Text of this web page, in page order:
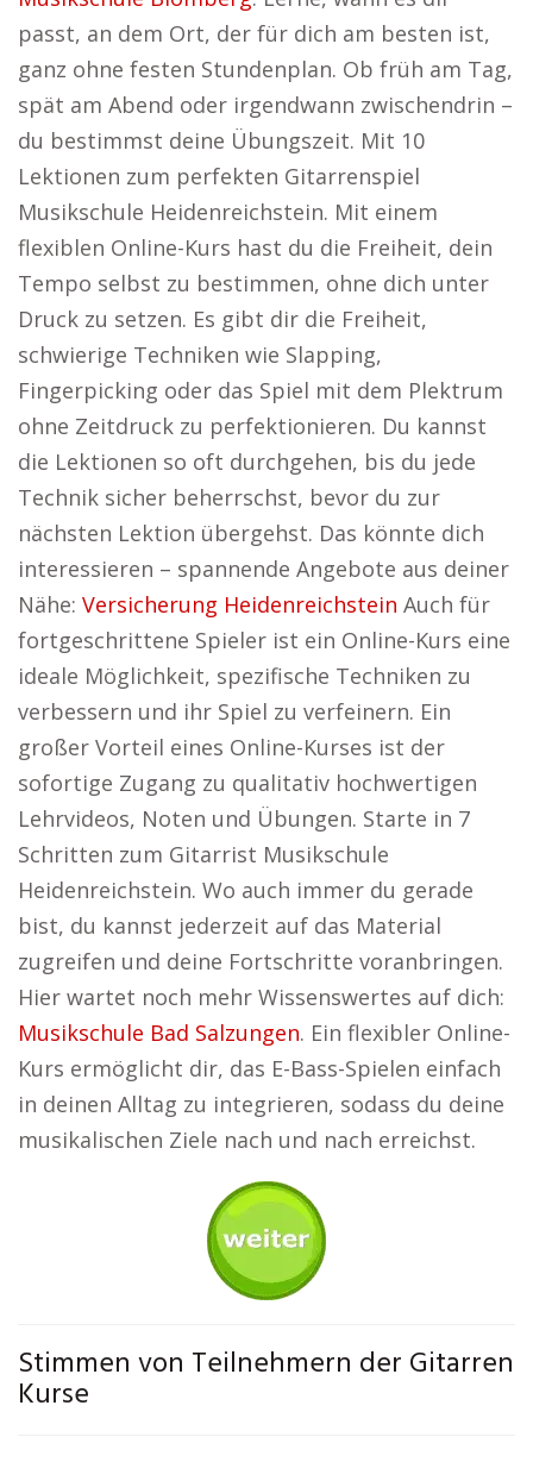
passt, an dem Ort, der für dich am besten ist,
ganz ohne festen Stundenplan. Ob früh am Tag,
spät am Abend oder irgendwann zwischendrin –
du bestimmst deine Übungszeit. Mit 10
Lektionen zum perfekten Gitarrenspiel
Musikschule Heidenreichstein. Mit einem
flexiblen Online-Kurs hast du die Freiheit, dein
Tempo selbst zu bestimmen, ohne dich unter
Druck zu setzen. Es gibt dir die Freiheit,
schwierige Techniken wie Slapping,
Fingerpicking oder das Spiel mit dem Plektrum
ohne Zeitdruck zu perfektionieren. Du kannst
die Lektionen so oft durchgehen, bis du jede
Technik sicher beherrschst, bevor du zur
nächsten Lektion übergehst. Das könnte dich
interessieren – spannende Angebote aus deiner
Nähe: Versicherung Heidenreichstein Auch für
fortgeschrittene Spieler ist ein Online-Kurs eine
ideale Möglichkeit, spezifische Techniken zu
verbessern und ihr Spiel zu verfeinern. Ein
großer Vorteil eines Online-Kurses ist der
sofortige Zugang zu qualitativ hochwertigen
Lehrvideos, Noten und Übungen. Starte in 7
Schritten zum Gitarrist Musikschule
Heidenreichstein. Wo auch immer du gerade
bist, du kannst jederzeit auf das Material
zugreifen und deine Fortschritte voranbringen.
Hier wartet noch mehr Wissenswertes auf dich:
Musikschule Bad Salzungen. Ein flexibler Online-
Kurs ermöglicht dir, das E-Bass-Spielen einfach
in deinen Alltag zu integrieren, sodass du deine
musikalischen Ziele nach und nach erreichst.
Stimmen von Teilnehmern der Gitarren
Kurse